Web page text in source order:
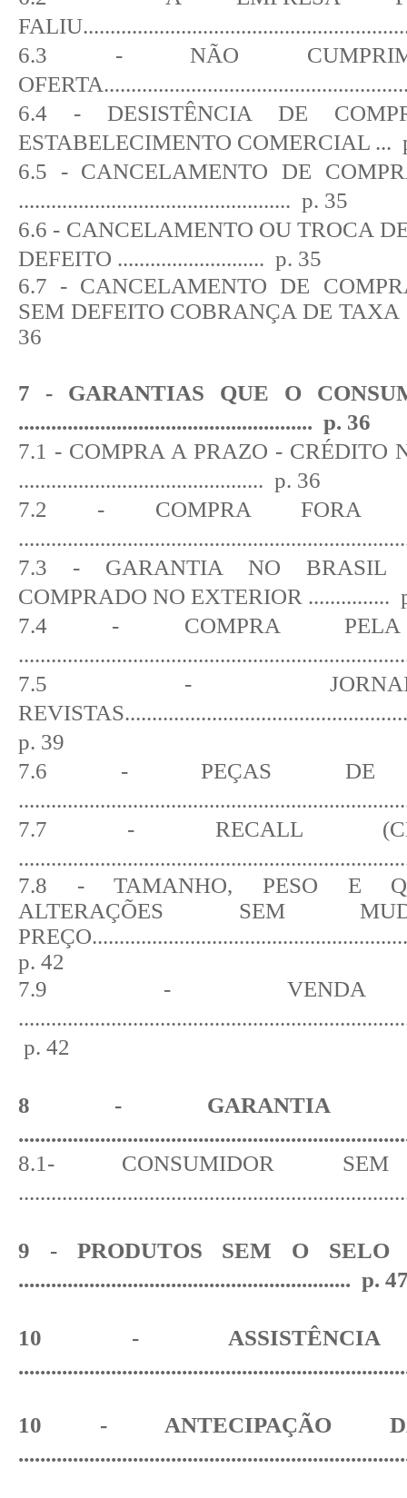
FALIU
6.3 - NÃO
OFERTA
6.4 - DESISTÊNCIA DE
ESTABELECIMENTO COMERCIAL ...
6.5 - CANCELAMENTO DE
.................................................. p. 35
6.6 - CANCELAMENTO OU TROCA
DEFEITO ........................... p. 35
6.7 - CANCELAMENTO DE
SEM DEFEITO COBRANÇA DE TAXA
36
7 - GARANTIAS QUE O
...................................................... p. 36
7.1 - COMPRA A PRAZO - CRÉDITO
............................................. p. 36
7.2 - COMPRA FORA
7.3 - GARANTIA NO BRASIL
COMPRADO NO EXTERIOR ...............
7.4 - COMPRA PELA
7.5 -
REVISTAS
p. 39
7.6 - PEÇAS DE
7.7 - RECALL
7.8 - TAMANHO, PESO E
ALTERAÇÕES SEM
p. 42
7.9 - VENDA
p. 42
8 - GARANTIA
8.1- CONSUMIDOR SEM
9 - PRODUTOS SEM O SELO
............................................................. p.
10 - ASSISTÊNCIA
10 - ANTECIPAÇÃO